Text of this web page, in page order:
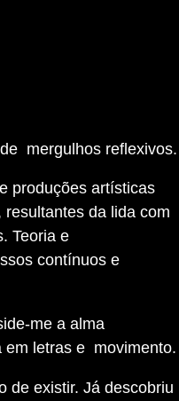
mergulhos reflexivos.
produções artísticas
da lida com
Teoria e
contínuos e
me a alma
em letras e movimento.
de existir. Já descobriu